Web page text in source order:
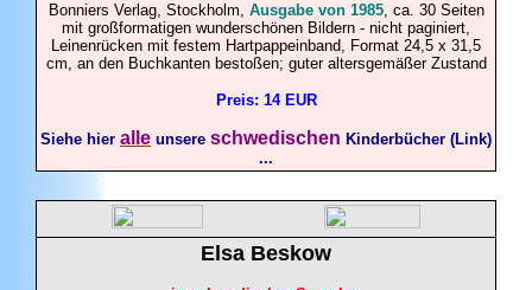
Bonniers Verlag, Stockholm, Ausgabe von 1985, ca. 30 Seiten
mit großformatigen wunderschönen Bildern - nicht paginiert,
Leinenrücken mit festem Hartpappeinband, Format 24,5 x 31,5
cm, an den Buchkanten bestoßen; guter altersgemäßer Zustand
Preis: 14 EUR
Siehe hier alle unsere schwedischen Kinderbücher (Link)
...
Elsa Beskow